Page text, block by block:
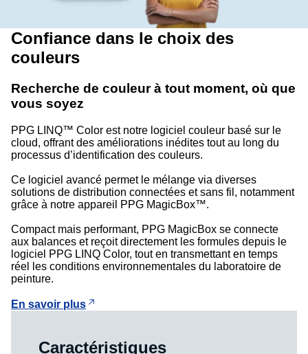
Confiance dans le choix des
couleurs
Recherche de couleur à tout moment, où que
vous soyez
PPG LINQ™ Color est notre logiciel couleur basé sur le
cloud, offrant des améliorations inédites tout au long du
processus d’identification des couleurs.
Ce logiciel avancé permet le mélange via diverses
solutions de distribution connectées et sans fil, notamment
grâce à notre appareil PPG MagicBox™.
Compact mais performant, PPG MagicBox se connecte
aux balances et reçoit directement les formules depuis le
logiciel PPG LINQ Color, tout en transmettant en temps
réel les conditions environnementales du laboratoire de
peinture.
En savoir plus
Caractéristiques